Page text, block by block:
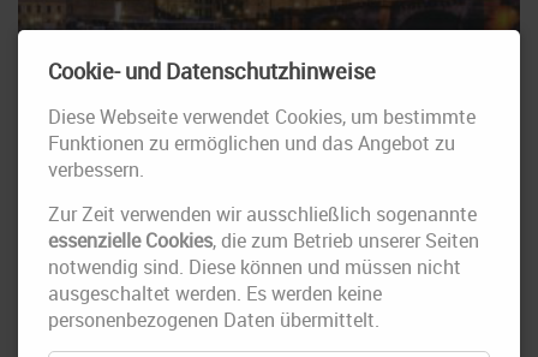
Cookie- und Datenschutzhinweise
Diese Webseite verwendet Cookies, um bestimmte
Funktionen zu ermöglichen und das Angebot zu
verbessern.
Zur Zeit verwenden wir ausschließlich sogenannte
essenzielle Cookies, die zum Betrieb unserer Seiten
notwendig sind. Diese können und müssen nicht
ausgeschaltet werden. Es werden keine
personenbezogenen Daten übermittelt.